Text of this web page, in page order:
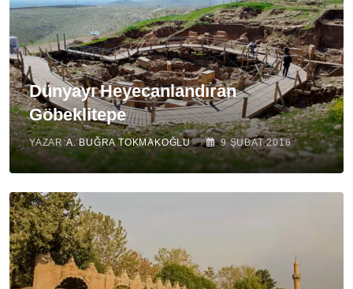
Dünyayı Heyecanlandıran
Göbeklitepe
YAZAR:A. BUĞRA TOKMAKOĞLU 9 ŞUBAT 2016